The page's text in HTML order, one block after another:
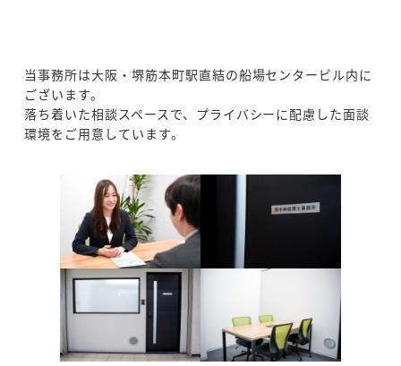
当事務所は大阪・堺筋本町駅直結の船場センタービル内に
ございます。
落ち着いた相談スペースで、プライバシーに配慮した面談
環境をご用意しています。